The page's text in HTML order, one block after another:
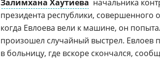
Залимхана Хаутиева  начальника
президента республики, совершенного
когда Евлоева вели к машине, он
произошел случайный выстрел. Евлоев
в больницу, где вскоре скончался,